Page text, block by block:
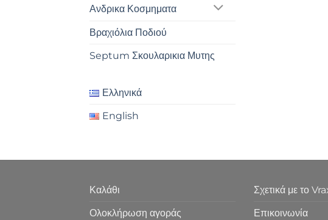
Ανδρικα Κοσμηματα
Βραχιόλια Ποδιού
Septum Σκουλαρικια Μυτης
Ελληνικά
English
Καλάθι
Ολοκλήρωση αγοράς
Σχετικά με το
Επικοινωνία